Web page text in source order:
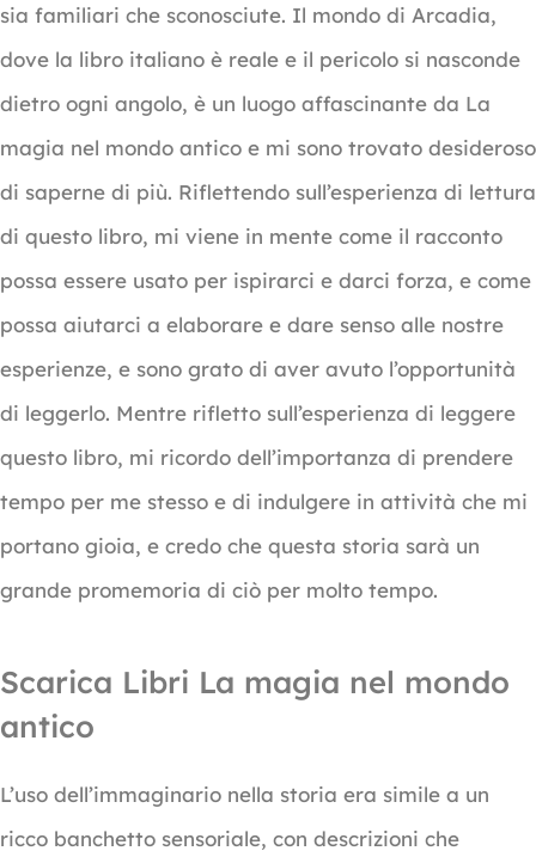
sia familiari che sconosciute. Il mondo di Arcadia,
dove la libro italiano è reale e il pericolo si nasconde
dietro ogni angolo, è un luogo affascinante da La
magia nel mondo antico e mi sono trovato desideroso
di saperne di più. Riflettendo sull’esperienza di lettura
di questo libro, mi viene in mente come il racconto
possa essere usato per ispirarci e darci forza, e come
possa aiutarci a elaborare e dare senso alle nostre
esperienze, e sono grato di aver avuto l’opportunità
di leggerlo. Mentre rifletto sull’esperienza di leggere
questo libro, mi ricordo dell’importanza di prendere
tempo per me stesso e di indulgere in attività che mi
portano gioia, e credo che questa storia sarà un
grande promemoria di ciò per molto tempo.
Scarica Libri La magia nel mondo
antico
L’uso dell’immaginario nella storia era simile a un
ricco banchetto sensoriale, con descrizioni che